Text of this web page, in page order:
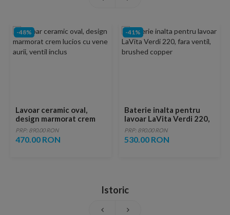
-48%
Lavoar ceramic oval,
design marmorat crem
lucios cu vene aurii,
ventil inclus
PRP: 890.00 RON
470.00 RON
-41%
Baterie inalta pentru
lavoar LaVita Verdi 220,
fara ventil, brushed
copper
PRP: 890.00 RON
530.00 RON
Istoric